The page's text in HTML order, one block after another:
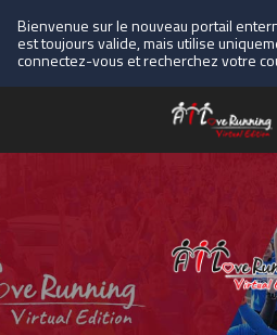
Bienvenue sur le nouveau portail
est toujours valide, mais utilise
connectez-vous et recherchez votre